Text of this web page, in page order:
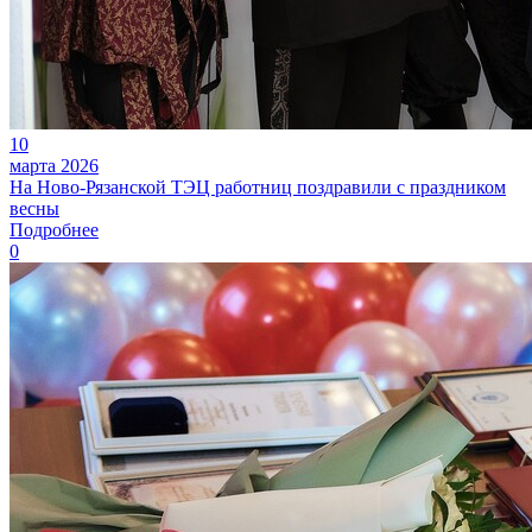
10
марта 2026
На Ново-Рязанской ТЭЦ работниц поздравили с праздником
весны
Подробнее
0